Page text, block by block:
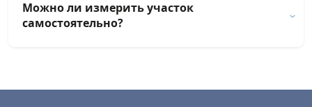
Можно ли измерить участок
самостоятельно?